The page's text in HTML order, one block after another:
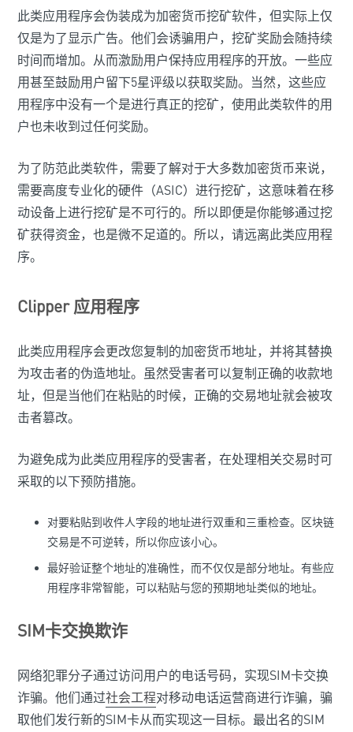
此类应用程序会伪装成为加密货币挖矿软件，但实际上仅
仅是为了显示广告。他们会诱骗用户，挖矿奖励会随持续
时间而增加。从而激励用户保持应用程序的开放。一些应
用甚至鼓励用户留下5星评级以获取奖励。当然，这些应
用程序中没有一个是进行真正的挖矿，使用此类软件的用
户也未收到过任何奖励。
为了防范此类软件，需要了解对于大多数加密货币来说，
需要高度专业化的硬件（ASIC）进行挖矿，这意味着在移
动设备上进行挖矿是不可行的。所以即便是你能够通过挖
矿获得资金，也是微不足道的。所以，请远离此类应用程
序。
Clipper 应用程序
此类应用程序会更改您复制的加密货币地址，并将其替换
为攻击者的伪造地址。虽然受害者可以复制正确的收款地
址，但是当他们在粘贴的时候，正确的交易地址就会被攻
击者篡改。
为避免成为此类应用程序的受害者，在处理相关交易时可
采取的以下预防措施。
对要粘贴到收件人字段的地址进行双重和三重检查。区块链
交易是不可逆转，所以你应该小心。
最好验证整个地址的准确性，而不仅仅是部分地址。有些应
用程序非常智能，可以粘贴与您的预期地址类似的地址。
SIM卡交换欺诈
网络犯罪分子通过访问用户的电话号码，实现SIM卡交换
诈骗。他们通过社会工程对移动电话运营商进行诈骗，骗
取他们发行新的SIM卡从而实现这一目标。最出名的SIM